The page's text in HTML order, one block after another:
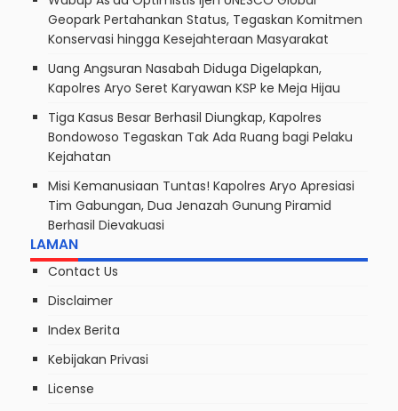
Geopark Pertahankan Status, Tegaskan Komitmen
Konservasi hingga Kesejahteraan Masyarakat
Uang Angsuran Nasabah Diduga Digelapkan,
Kapolres Aryo Seret Karyawan KSP ke Meja Hijau
Tiga Kasus Besar Berhasil Diungkap, Kapolres
Bondowoso Tegaskan Tak Ada Ruang bagi Pelaku
Kejahatan
Misi Kemanusiaan Tuntas! Kapolres Aryo Apresiasi
Tim Gabungan, Dua Jenazah Gunung Piramid
Berhasil Dievakuasi
LAMAN
Contact Us
Disclaimer
Index Berita
Kebijakan Privasi
License